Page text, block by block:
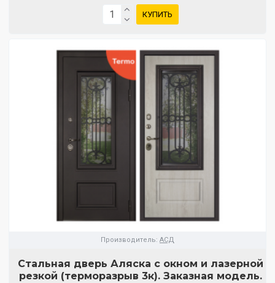
КУПИТЬ
Производитель: АСД
Стальная дверь Аляска с окном и лазерной
резкой (терморазрыв 3к). Заказная модель.